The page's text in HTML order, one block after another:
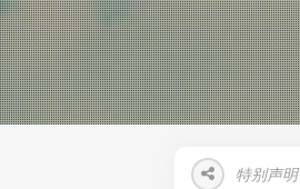
特别声明